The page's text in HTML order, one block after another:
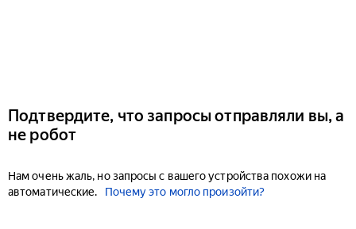
Подтвердите, что запросы отправляли вы, а
не робот
Нам очень жаль, но запросы с вашего устройства похожи на
автоматические.
Почему это могло произойти?